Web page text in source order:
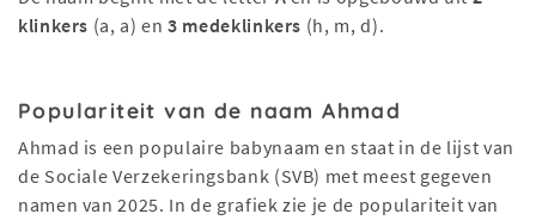
klinkers (a, a) en3 medeklinkers (h, m, d).
Populariteit van de naam Ahmad
Ahmad is een populaire babynaam en staat in de lijst van
de Sociale Verzekeringsbank (SVB) met meest gegeven
namen van 2025. In de grafiek zie je de populariteit van